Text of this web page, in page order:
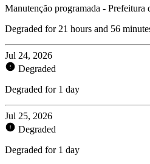
Manutenção programada - Prefeitura
Degraded for 21 hours and 56
Jul 24, 2026
Degraded
Degraded for 1 day
Jul 25, 2026
Degraded
Degraded for 1 day